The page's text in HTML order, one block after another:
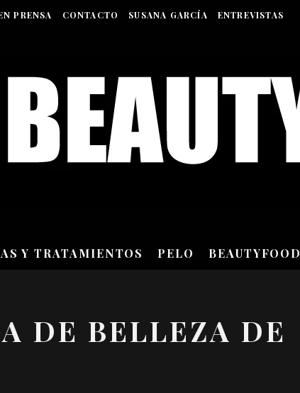
PRENSA CONTACTO SUSANA GARCÍA ENTREVISTAS
Y TRATAMIENTOS PELO BEAUTYFOOD
DE BELLEZA DE